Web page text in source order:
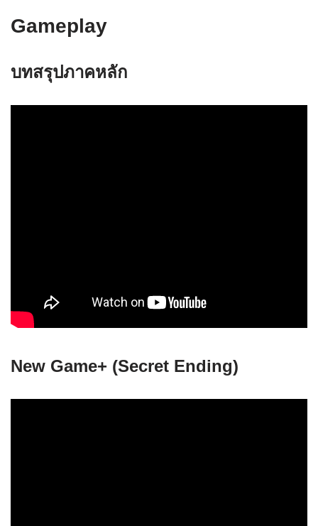
Gameplay
บทสรุปภาคหลัก
New Game+ (Secret Ending)